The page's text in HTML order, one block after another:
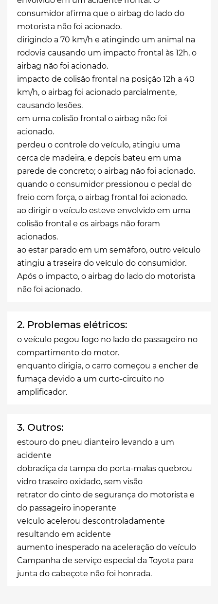
consumidor afirma que o airbag do lado do
motorista não foi acionado.
dirigindo a 70 km/h e atingindo um animal na
rodovia causando um impacto frontal às 12h, o
airbag não foi acionado.
impacto de colisão frontal na posição 12h a 40
km/h, o airbag foi acionado parcialmente,
causando lesões.
em uma colisão frontal o airbag não foi
acionado.
perdeu o controle do veículo, atingiu uma
cerca de madeira, e depois bateu em uma
parede de concreto; o airbag não foi acionado.
quando o consumidor pressionou o pedal do
freio com força, o airbag frontal foi acionado.
ao dirigir o veículo esteve envolvido em uma
colisão frontal e os airbags não foram
acionados.
ao estar parado em um semáforo, outro veículo
atingiu a traseira do veículo do consumidor.
Após o impacto, o airbag do lado do motorista
não foi acionado.
2. Problemas elétricos:
o veículo pegou fogo no lado do passageiro no
compartimento do motor.
enquanto dirigia, o carro começou a encher de
fumaça devido a um curto-circuito no
amplificador.
3. Outros:
estouro do pneu dianteiro levando a um
acidente
dobradiça da tampa do porta-malas quebrou
vidro traseiro oxidado, sem visão
retrator do cinto de segurança do motorista e
do passageiro inoperante
veículo acelerou descontroladamente
resultando em acidente
aumento inesperado na aceleração do veículo
Campanha de serviço especial da Toyota para
junta do cabeçote não foi honrada.